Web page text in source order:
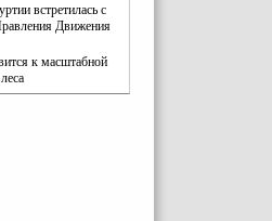
встретилась с
Движения
к масштабной